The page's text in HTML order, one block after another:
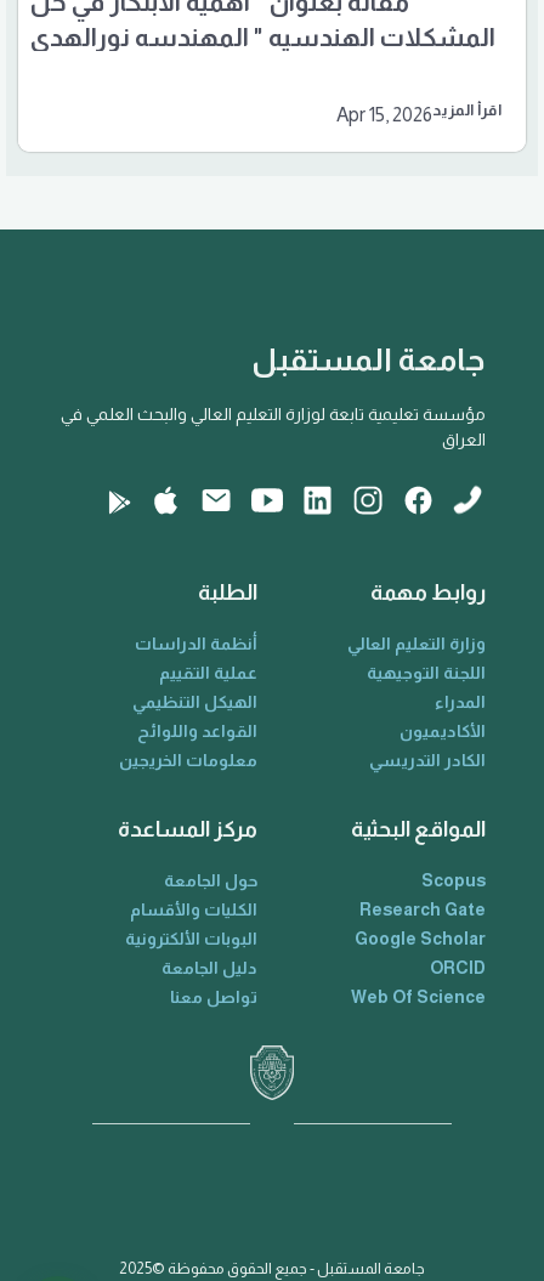
المشكلات الهندسيه " المهندسه نورالهدى
Apr 15, 2026اقرأ المزيد
جامعة المستقبل
مؤسسة تعليمية تابعة لوزارة التعليم العالي والبحث العلمي في
العراق
روابط مهمة
وزارة التعليم العالي
اللجنة التوجيهية
المدراء
الأكاديميون
الكادر التدريسي
الطلبة
أنظمة الدراسات
عملية التقييم
الهيكل التنظيمي
القواعد واللوائح
معلومات الخريجين
المواقع البحثية
Scopus
Research Gate
Google Scholar
ORCID
Web Of Science
مركز المساعدة
حول الجامعة
الكليات والأقسام
البوبات الألكترونية
دليل الجامعة
تواصل معنا
جامعة المستقبل - جميع الحقوق محفوظة ©2025